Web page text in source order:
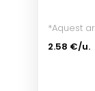
*Aquest
2.58 €/u.